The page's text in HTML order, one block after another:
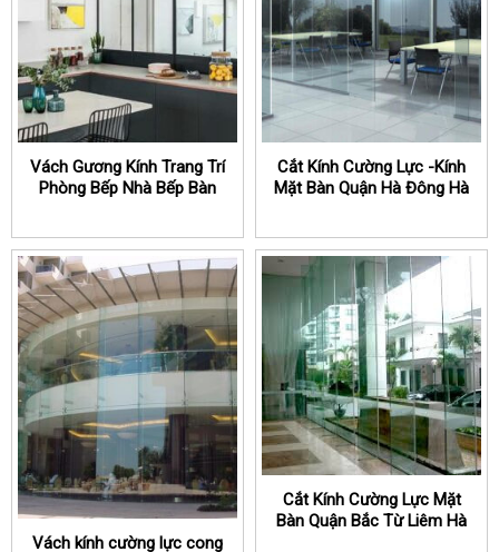
Vách Gương Kính Trang Trí
Phòng Bếp Nhà Bếp Bàn
Cắt Kính Cường Lực -Kính
Mặt Bàn Quận Hà Đông Hà
Vách kính cường lực cong
Cắt Kính Cường Lực Mặt
Bàn Quận Bắc Từ Liêm Hà